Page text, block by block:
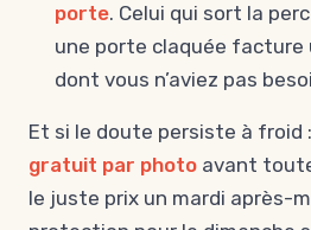
porte. Celui qui sort la
une porte claquée facture
dont vous n’aviez pas
Et si le doute persiste à froid
gratuit par photo avant
le juste prix un mardi après-